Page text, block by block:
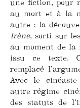
une fiction, pour
au mort et à la
autre : la
Irène, sorti sur
au moment de la
issu ce texte.
remplacé
Avec le
autre régime
des statuts de